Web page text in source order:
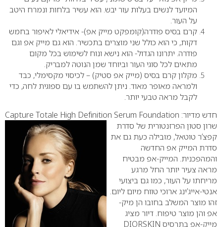
המיועד לנשים בעלות עור יבש. הוא עשיר בלחות ונמרח היטב
על העור.
קרם בסיס פודרה(קומפקט מייק אפ)- אידיאלי לאיפור בחמש
דקות, כי הוא כולל שני מוצרים בתכשיר. הוא גם מייק אפ וגם
פודרה. יתרונו הגדול- הוא נישא ונוח לשימוש בכל מקום
מתאים לכל סוגי העור וביוחד שמן הנוטה למבריק.
מקלון קרם בסיס (מייק אפ סטיק) – לכיסוי מקסימלי, כבד
ולמראה מאופר מאוד. ניתן להשתמש בו עם ספוגית לחה, כדי
לקבל מראה טבעי יותר.
חדש מדיור: Capture Totale High Definition Serum Foundation
שרון סטון הפרזנטורית של סדרת
קפצ’ר טוטאל, מובילה כעת גם את
סדרת המייק אפ החדשה
והמהפכנית. המייק-אפ מבטיח
מראה צעיר יותר החל מרגע
מריחתו על העור, כמו גם ביצועי
אנטי-אייג’ינג ארוכי טווח מיום ליום.
זהו מוצר המשלב בחובו הן מיק-
אפ והן מוצר טיפוח. דיור מציג
מייק-אפ בתרסיס DIORSKIN